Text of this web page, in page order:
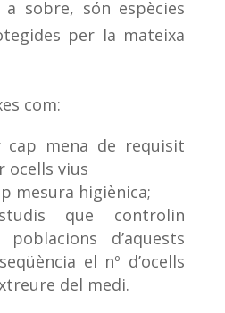
a sobre, són espècies
per la mateixa
com:
cap mena de requisit
ocells vius
mesura higiènica;
que controlin
d’aquests
el nº d’ocells
del medi.